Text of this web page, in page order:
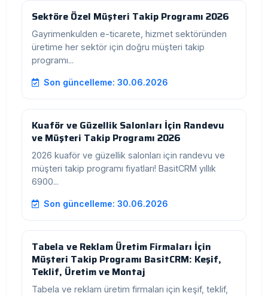
Sektöre Özel Müşteri Takip Programı 2026
Gayrimenkulden e-ticarete, hizmet sektöründen
üretime her sektör için doğru müşteri takip
programı...
Son güncelleme: 30.06.2026
Kuaför ve Güzellik Salonları İçin Randevu
ve Müşteri Takip Programı 2026
2026 kuaför ve güzellik salonları için randevu ve
müşteri takip programı fiyatları! BasitCRM yıllık
6900...
Son güncelleme: 30.06.2026
Tabela ve Reklam Üretim Firmaları İçin
Müşteri Takip Programı BasitCRM: Keşif,
Teklif, Üretim ve Montaj
Tabela ve reklam üretim firmaları için keşif, teklif,